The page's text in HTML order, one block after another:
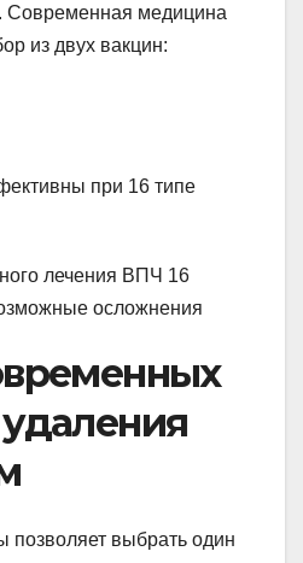
Современная медицина
из двух вакцин:
при 16 типе
позволяет выбрать один